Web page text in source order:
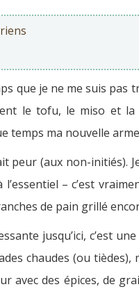
que je ne me suis
le tofu, le miso et
temps ma nouvelle
peur (aux non-
l’essentiel – c’est
de pain grillé
jusqu’ici, c’est
chaudes (ou
avec des épices, de